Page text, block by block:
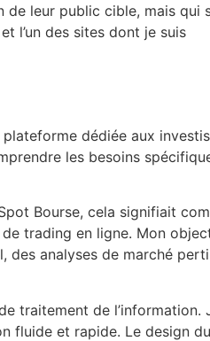
de leur public cible, mais qui
l’un des sites dont je suis
plateforme dédiée aux
les besoins
Bourse, cela signifiait
trading en ligne. Mon
des analyses de marché
traitement de l’information.
fluide et rapide. Le design